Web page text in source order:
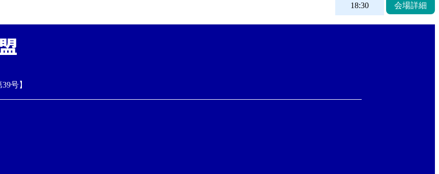
18:30 会場詳細
号】